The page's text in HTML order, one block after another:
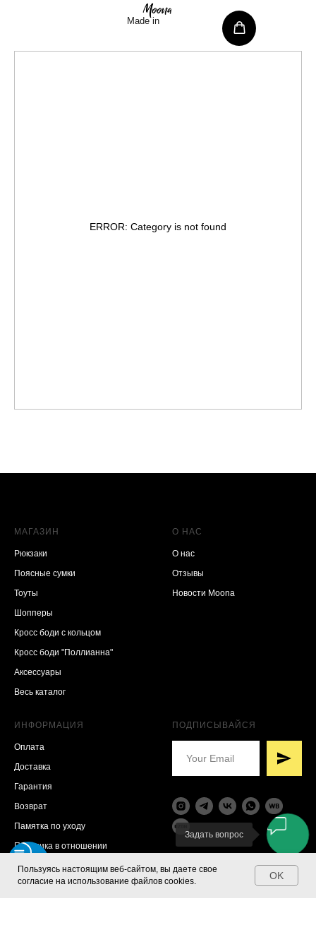
Made in
ERROR: Category is not found
МАГАЗИН
Рюкзаки
Поясные сумки
Тоуты
Шопперы
Кросс боди с кольцом
Кросс боди "Поллианна"
Аксессуары
Весь каталог
О НАС
О нас
Отзывы
Новости Moona
ИНФОРМАЦИЯ
Оплата
Доставка
Гарантия
Возврат
Памятка по уходу
Политика в отношении
ПОДПИСЫВАЙСЯ
Задать вопрос
Пользуясь настоящим веб-сайтом, вы даете свое
согласие на использование файлов cookies.
OK